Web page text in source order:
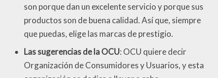
son porque dan un excelente servicio y porque sus
productos son de buena calidad. Así que, siempre
que puedas, elige las marcas de prestigio.
Las sugerencias de la OCU: OCU quiere decir
Organización de Consumidores y Usuarios, y esta